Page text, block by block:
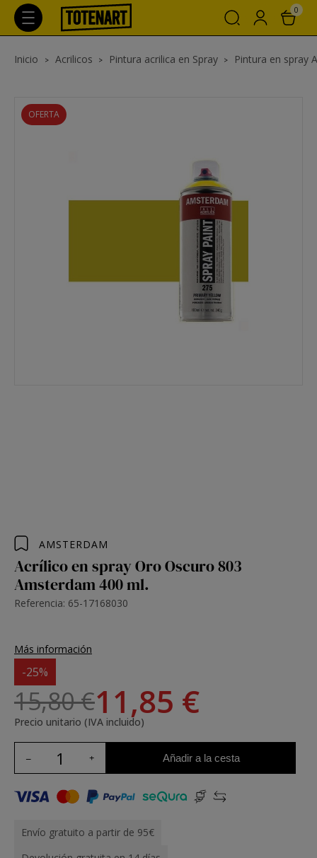
0
Inicio Acrilicos Pintura acrilica en Spray Pintura en spray
OFERTA
AMSTERDAM
Acrílico en spray Oro Oscuro 803
Amsterdam 400 ml.
Referencia: 65-17168030
Más información
-25%
15,80 €11,85 €
Precio unitario (IVA incluido)
Añadir a la cesta
Envío gratuito a partir de 95€